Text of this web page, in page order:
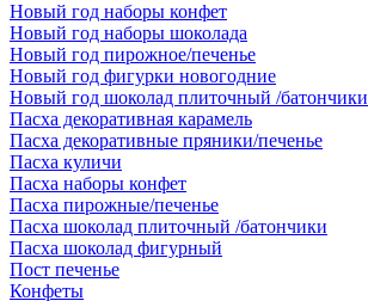
Новый год наборы конфет
Новый год наборы шоколада
Новый год пирожное/печенье
Новый год фигурки новогодние
Новый год шоколад плиточный /батончики
Пасха декоративная карамель
Пасха декоративные пряники/печенье
Пасха куличи
Пасха наборы конфет
Пасха пирожные/печенье
Пасха шоколад плиточный /батончики
Пасха шоколад фигурный
Пост печенье
Конфеты